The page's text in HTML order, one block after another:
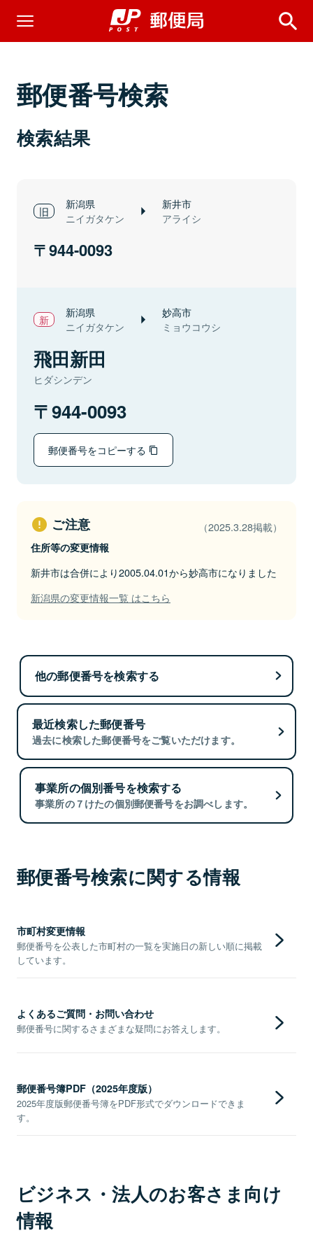
郵便番号検索
検索結果
新潟県
ニイガタケン
新井市
アライシ
944-0093
新潟県
ニイガタケン
妙高市
ミョウコウシ
飛田新田
ヒダシンデン
944-0093
郵便番号をコピーする
ご注意 （2025.3.28掲載）
住所等の変更情報
新井市は合併により2005.04.01から妙高市になりました
新潟県の変更情報一覧 はこちら
他の郵便番号を検索する
最近検索した郵便番号
過去に検索した郵便番号をご覧いただけます。
事業所の個別番号を検索する
事業所の７けたの個別郵便番号をお調べします。
郵便番号検索に関する情報
市町村変更情報
郵便番号を公表した市町村の一覧を実施日の新しい順に掲載
しています。
よくあるご質問・お問い合わせ
郵便番号に関するさまざまな疑問にお答えします。
郵便番号簿PDF（2025年度版）
2025年度版郵便番号簿をPDF形式でダウンロードできま
す。
ビジネス・法人のお客さま向け
情報